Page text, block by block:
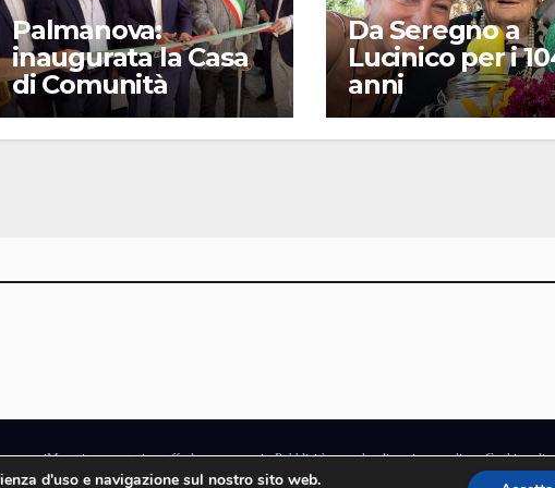
Palmanova:
inaugurata la Casa
di Comunità
Da Seregno a
Lucinico per i
anni
iMagazine · contatti e staff · lavora con noi · Pubblicità · note legali e privacy policy · Cookie
è un marchio di proprietà di Goliardica Editrice redazione in via Aquileia 64a, Bagnaria Arsa (UD) -
d'uso e navigazione sul nostro sito web.